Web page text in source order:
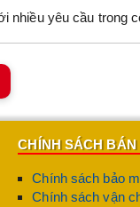
yêu cầu trong
sơn lên kim loại mạ
nước biển, axit nhẹ,…
được va đập, trầy
CHÍNH SÁCH BÁN
Chính sách bảo
Chính sách vận